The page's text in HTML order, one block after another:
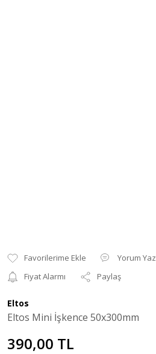
Yorum Yaz
Fiyat Alarmı
Paylaş
Eltos
Eltos Mini İşkence 50x300mm
390,00 TL